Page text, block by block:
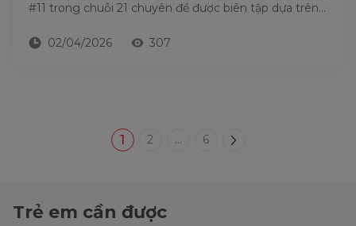
#11 trong chuỗi 21 chuyên đề được biên tập dựa trên
02/04/2026
307
1 2 ... 6
Trẻ em cần được